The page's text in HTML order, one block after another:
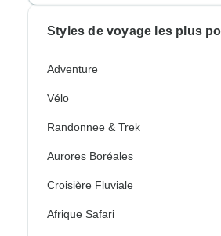
Styles de voyage les plus
Adventure
Vélo
Randonnee & Trek
Aurores Boréales
Croisière Fluviale
Afrique Safari